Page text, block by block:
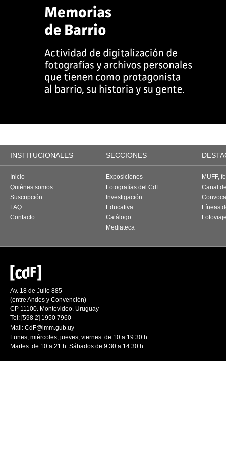
INSTITUCIONALES SECCIONES
Inicio
Quiénes somos
Suscripción
FAQ
Contacto
Exposiciones
Fotografías del CdF
Investigación
Educativa
Catálogo
Mediateca
MUFF,
Canal
Líneas
Av. 18 de Julio 885
(entre Andes y Convención)
CP 11100. Montevideo. Uruguay
Tel: [598 2] 1950 7960
Mail: CdF@imm.gub.uy
Lunes, miércoles, jueves, viernes: de 10 a 19.30 h.
Martes: de 10 a 21 h. Sábados de 9.30 a 14.30 h.